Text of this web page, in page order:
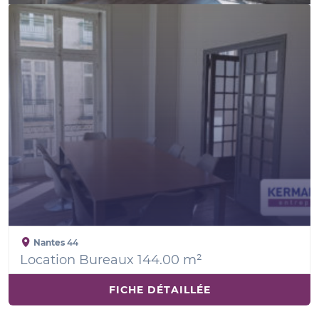
Nantes 44
Location Bureaux 144.00 m²
FICHE DÉTAILLÉE